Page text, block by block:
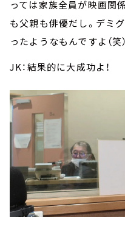
っては家族全員が映画関
も父親も俳優だし。デミ
ったようなもんですよ（笑）
JK：結果的に大成功よ！